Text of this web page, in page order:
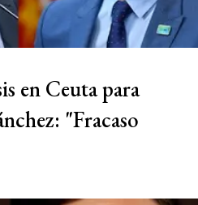
en Ceuta para
"Fracaso